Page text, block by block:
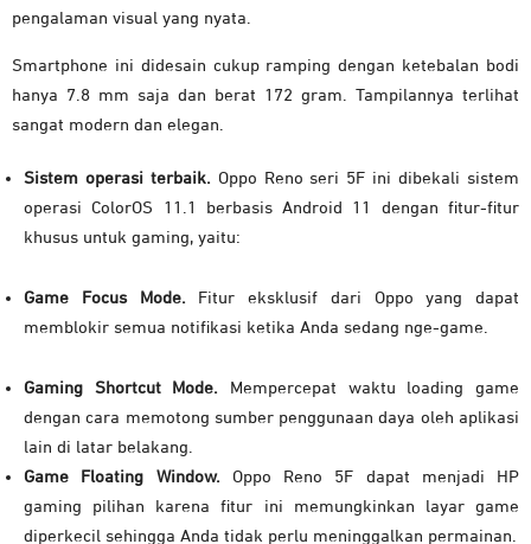
pengalaman visual yang nyata.
Smartphone ini didesain cukup ramping dengan ketebalan bodi
hanya 7.8 mm saja dan berat 172 gram. Tampilannya terlihat
sangat modern dan elegan.
Sistem operasi terbaik. Oppo Reno seri 5F ini dibekali sistem
operasi ColorOS 11.1 berbasis Android 11 dengan fitur-fitur
khusus untuk gaming, yaitu:
Game Focus Mode.
Fitur eksklusif dari Oppo yang dapat
memblokir semua notifikasi ketika Anda sedang nge-game.
Gaming Shortcut Mode.
Mempercepat waktu loading game
dengan cara memotong sumber penggunaan daya oleh aplikasi
lain di latar belakang.
Game Floating Window. Oppo Reno 5F dapat menjadi HP
gaming pilihan karena fitur ini memungkinkan layar game
diperkecil sehingga Anda tidak perlu meninggalkan permainan.